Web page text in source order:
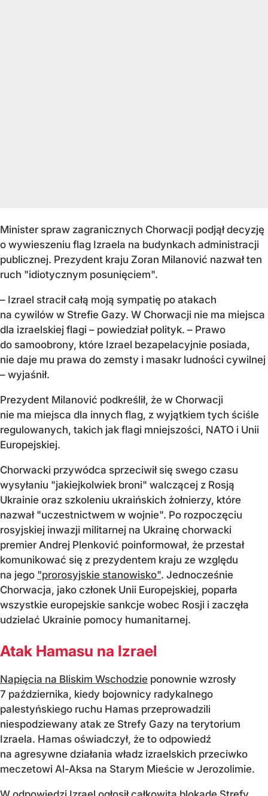
Minister spraw zagranicznych Chorwacji podjął decyzję
o wywieszeniu flag Izraela na budynkach administracji
publicznej. Prezydent kraju Zoran Milanović nazwał ten
ruch "idiotycznym posunięciem".
– Izrael stracił całą moją sympatię po atakach
na cywilów w Strefie Gazy. W Chorwacji nie ma miejsca
dla izraelskiej flagi – powiedział polityk. – Prawo
do samoobrony, które Izrael bezapelacyjnie posiada,
nie daje mu prawa do zemsty i masakr ludności cywilnej
– wyjaśnił.
Prezydent Milanović podkreślił, że w Chorwacji
nie ma miejsca dla innych flag, z wyjątkiem tych ściśle
regulowanych, takich jak flagi mniejszości, NATO i Unii
Europejskiej.
Chorwacki przywódca sprzeciwił się swego czasu
wysyłaniu "jakiejkolwiek broni" walczącej z Rosją
Ukrainie oraz szkoleniu ukraińskich żołnierzy, które
nazwał "uczestnictwem w wojnie". Po rozpoczęciu
rosyjskiej inwazji militarnej na Ukrainę chorwacki
premier Andrej Plenković poinformował, że przestał
komunikować się z prezydentem kraju ze względu
na jego "prorosyjskie stanowisko". Jednocześnie
Chorwacja, jako członek Unii Europejskiej, poparła
wszystkie europejskie sankcje wobec Rosji i zaczęła
udzielać Ukrainie pomocy humanitarnej.
Atak Hamasu na Izrael
Napięcia na Bliskim Wschodzie ponownie wzrosły
7 października, kiedy bojownicy radykalnego
palestyńskiego ruchu Hamas przeprowadzili
niespodziewany atak ze Strefy Gazy na terytorium
Izraela. Hamas oświadczył, że to odpowiedź
na agresywne działania władz izraelskich przeciwko
meczetowi Al-Aksa na Starym Mieście w Jerozolimie.